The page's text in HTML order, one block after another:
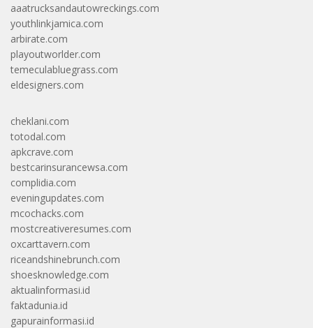
aaatrucksandautowreckings.com
youthlinkjamica.com
arbirate.com
playoutworlder.com
temeculabluegrass.com
eldesigners.com
cheklani.com
totodal.com
apkcrave.com
bestcarinsurancewsa.com
complidia.com
eveningupdates.com
mcochacks.com
mostcreativeresumes.com
oxcarttavern.com
riceandshinebrunch.com
shoesknowledge.com
aktualinformasi.id
faktadunia.id
gapurainformasi.id